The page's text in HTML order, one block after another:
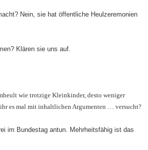
Nein, sie hat öffentliche Heulzeremonien
Klären sie uns auf.
wie trotzige Kleinkinder, desto weniger
es mal mit inhaltlichen Argumenten … versucht?
im Bundestag antun. Mehrheitsfähig ist das